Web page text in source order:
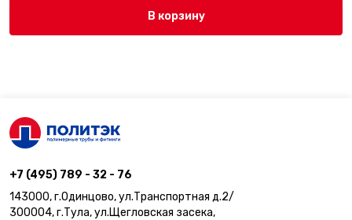
В корзину
+7 (495) 789 - 32 - 76
143000, г.Одинцово, ул.Транспортная д.2/
300004, г.Тула, ул.Щегловская засека,